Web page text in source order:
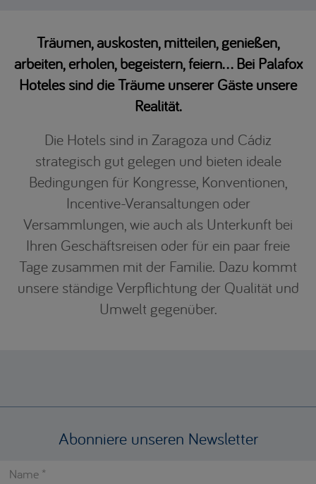
Träumen, auskosten, mitteilen, genießen,
arbeiten, erholen, begeistern, feiern... Bei Palafox
Hoteles sind die Träume unserer Gäste unsere
Realität.
Die Hotels sind in Zaragoza und Cádiz
strategisch gut gelegen und bieten ideale
Bedingungen für Kongresse, Konventionen,
Incentive-Veransaltungen oder
Versammlungen, wie auch als Unterkunft bei
Ihren Geschäftsreisen oder für ein paar freie
Tage zusammen mit der Familie. Dazu kommt
unsere ständige Verpflichtung der Qualität und
Umwelt gegenüber.
Abonniere unseren Newsletter